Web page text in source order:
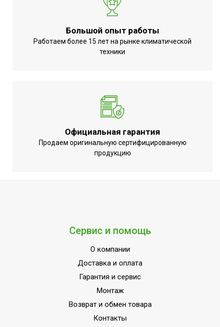
1/2
Ширина упаковки товара
39
Нет
Нет
Ballu
2
Нет
нагревательного
Медь
Гарантийный срок
2 года
Capsule Plus
Нет
Высота товара
32.4
Большой опыт работы
Работаем более 15 лет на рынке климатической
техники
Официальная гарантия
Продаем оригинальную сертифицированную
продукцию
Сервис и помощь
О компании
Доставка и оплата
Гарантия и сервис
Монтаж
Возврат и обмен товара
Контакты